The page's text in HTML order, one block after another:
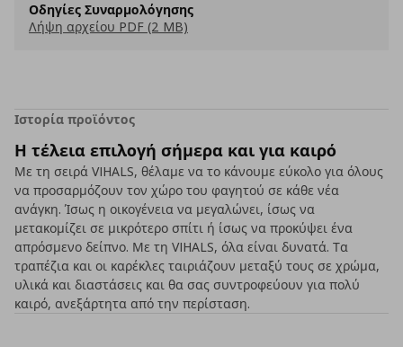
Οδηγίες Συναρμολόγησης
Λήψη αρχείου PDF (2 MB)
Ιστορία προϊόντος
Η τέλεια επιλογή σήμερα και για καιρό
Με τη σειρά VIHALS, θέλαμε να το κάνουμε εύκολο για όλους
να προσαρμόζουν τον χώρο του φαγητού σε κάθε νέα
ανάγκη. Ίσως η οικογένεια να μεγαλώνει, ίσως να
μετακομίζει σε μικρότερο σπίτι ή ίσως να προκύψει ένα
απρόσμενο δείπνο. Με τη VIHALS, όλα είναι δυνατά. Τα
τραπέζια και οι καρέκλες ταιριάζουν μεταξύ τους σε χρώμα,
υλικά και διαστάσεις και θα σας συντροφεύουν για πολύ
καιρό, ανεξάρτητα από την περίσταση.